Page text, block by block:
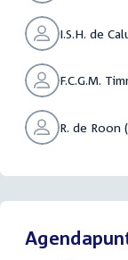
I.S.H. de
F.C.G.M.
R. de Roon